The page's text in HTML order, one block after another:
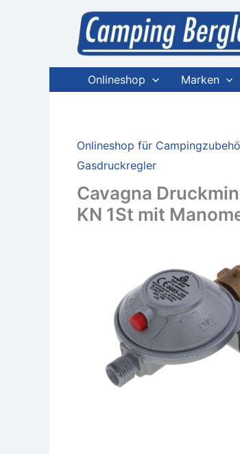
Onlineshop Marken
Onlineshop für
Gasdruckregler
Cavagna
KN 1St mit